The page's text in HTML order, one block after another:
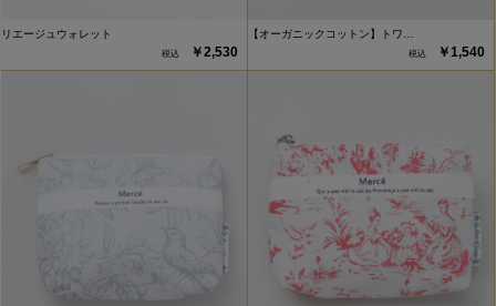
リエージュウォレット
￥2,530
【オーガニックコットン】トワ…
￥1,540